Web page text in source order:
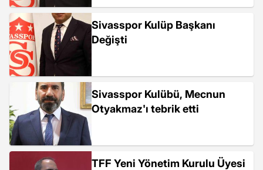
Sivasspor Kulüp Başkanı
Değişti
Sivasspor Kulübü, Mecnun
Otyakmaz'ı tebrik etti
TFF Yeni Yönetim Kurulu Üyesi